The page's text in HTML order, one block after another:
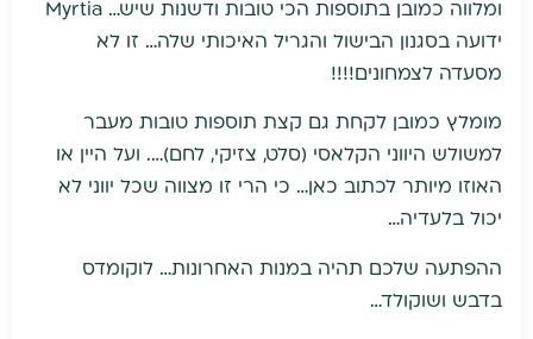
ומלווה כמובן בתוספות הכי טובות ודשנות שיש… Myrtia
ידועה בסגנון הבישול והגריל האיכותי שלה… זו לא
מסעדה לצמחונים!!!!
מומלץ כמובן לקחת גם קצת תוספות טובות מעבר
למשולש היווני הקלאסי (סלט, צזיקי, לחם)…. ועל היין או
האוזו מיותר לכתוב כאן… כי הרי זו מצווה שכל יווני לא
יכול בלעדיה…
ההפתעה שלכם תהיה במנות האחרונות… לוקומדס
בדבש ושוקולד…